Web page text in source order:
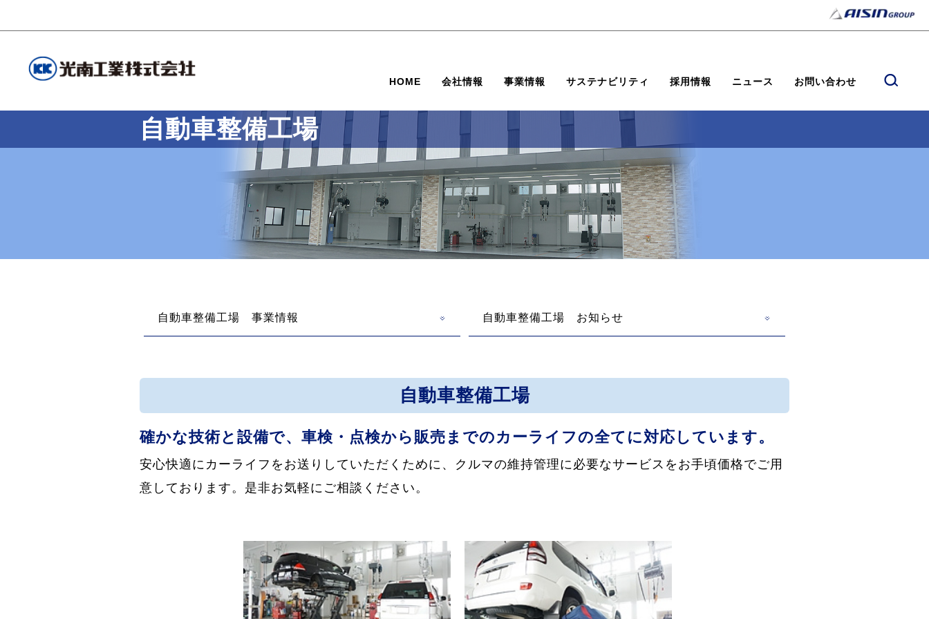
HOME 会社情報 事業情報 サステナビリティ 採用情報 ニュース お問い合わせ
自動車整備工場
自動車整備工場 事業情報 自動車整備工場 お知らせ
自動車整備工場
確かな技術と設備で、車検・点検から販売までのカーライフの全てに対応しています。
安心快適にカーライフをお送りしていただくために、クルマの維持管理に必要なサービスをお手頃価格でご用
意しております。是非お気軽にご相談ください。